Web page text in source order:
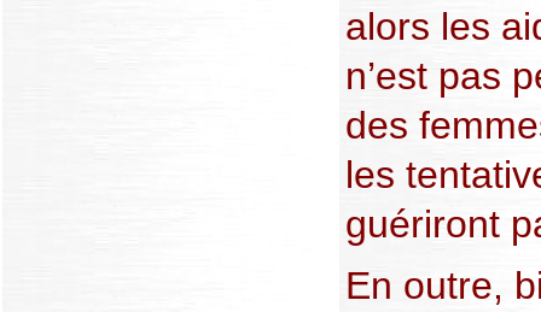
alors les
n’est pas
des
les
guériront
En outre,